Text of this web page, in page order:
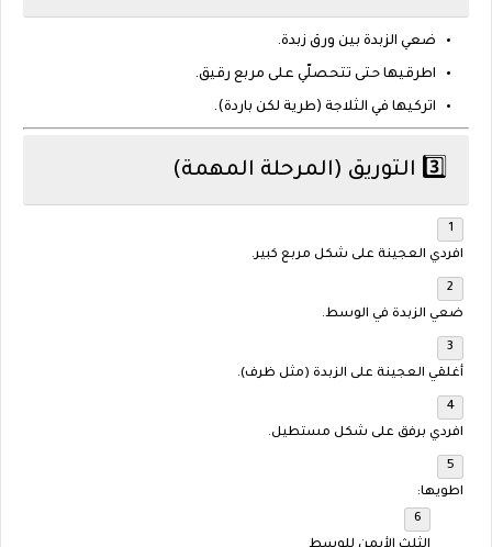
ضعي الزبدة بين ورق زبدة.
اطرقيها حتى تتحصلّي على مربع رقيق.
اتركيها في الثلاجة (طرية لكن باردة).
3️⃣ التوريق (المرحلة المهمة)
افردي العجينة على شكل مربع كبير.
ضعي الزبدة في الوسط.
أغلقي العجينة على الزبدة (مثل ظرف).
افردي برفق على شكل مستطيل.
اطويها: